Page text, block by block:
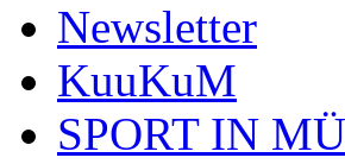
Newsletter
KuuKuM
SPORT IN